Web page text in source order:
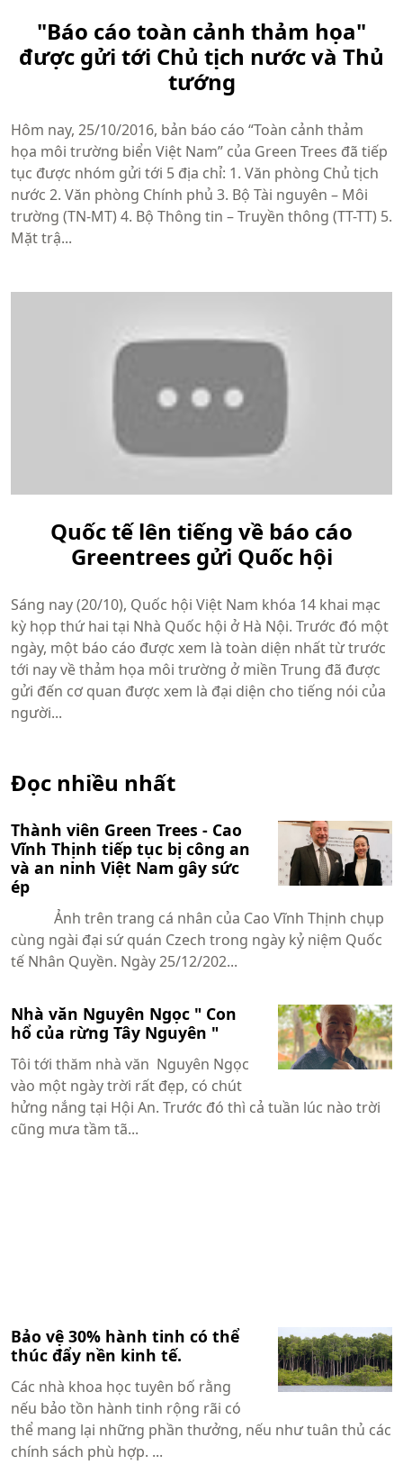
"Báo cáo toàn cảnh thảm họa"
được gửi tới Chủ tịch nước và Thủ
tướng
Hôm nay, 25/10/2016, bản báo cáo “Toàn cảnh thảm
họa môi trường biển Việt Nam” của Green Trees đã tiếp
tục được nhóm gửi tới 5 địa chỉ: 1. Văn phòng Chủ tịch
nước 2. Văn phòng Chính phủ 3. Bộ Tài nguyên – Môi
trường (TN-MT) 4. Bộ Thông tin – Truyền thông (TT-TT) 5.
Mặt trậ...
Quốc tế lên tiếng về báo cáo
Greentrees gửi Quốc hội
Sáng nay (20/10), Quốc hội Việt Nam khóa 14 khai mạc
kỳ họp thứ hai tại Nhà Quốc hội ở Hà Nội. Trước đó một
ngày, một báo cáo được xem là toàn diện nhất từ trước
tới nay về thảm họa môi trường ở miền Trung đã được
gửi đến cơ quan được xem là đại diện cho tiếng nói của
người...
Đọc nhiều nhất
Thành viên Green Trees - Cao
Vĩnh Thịnh tiếp tục bị công an
và an ninh Việt Nam gây sức
ép
Ảnh trên trang cá nhân của Cao Vĩnh Thịnh chụp
cùng ngài đại sứ quán Czech trong ngày kỷ niệm Quốc
tế Nhân Quyền. Ngày 25/12/202...
Nhà văn Nguyên Ngọc " Con
hổ của rừng Tây Nguyên "
Tôi tới thăm nhà văn Nguyên Ngọc
vào một ngày trời rất đẹp, có chút
hửng nắng tại Hội An. Trước đó thì cả tuần lúc nào trời
cũng mưa tầm tã...
Bảo vệ 30% hành tinh có thể
thúc đẩy nền kinh tế.
Các nhà khoa học tuyên bố rằng
nếu bảo tồn hành tinh rộng rãi có
thể mang lại những phần thưởng, nếu như tuân thủ các
chính sách phù hợp. ...